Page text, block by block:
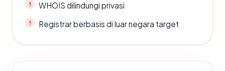
WHOIS dilindungi privasi
Registrar berbasis di luar negara target